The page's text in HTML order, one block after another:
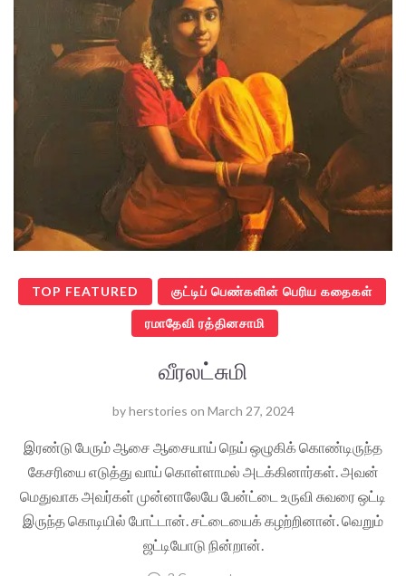
TOP FEATURED குட்டிப் பெண்களின் பெரிய கதைகள்
ரமாதேவி ரத்தினசாமி
வீரலட்சுமி
byherstories on March 27, 2024
இரண்டு பேரும் ஆசை ஆசையாய் நெய் ஒழுகிக் கொண்டிருந்த
கேசரியை எடுத்து வாய் கொள்ளாமல் அடக்கினார்கள். அவன்
மெதுவாக அவர்கள் முன்னாலேயே பேன்ட்டை உருவி சுவரை ஒட்டி
இருந்த கொடியில் போட்டான். சட்டையைக் கழற்றினான். வெறும்
ஜட்டியோடு நின்றான்.